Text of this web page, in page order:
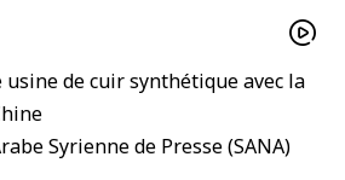
usine de cuir synthétique avec la